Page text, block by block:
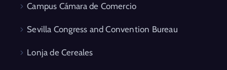
Campus Cámara de Comercio
Sevilla Congress and Convention Bureau
Lonja de Cereales